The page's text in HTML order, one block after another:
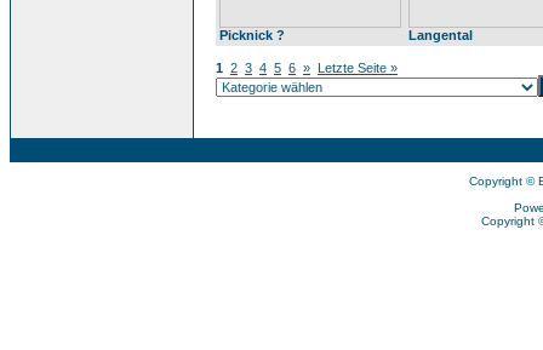
Picknick ? Langental
1 2 3 4 5 6 » Letzte Seite »
Copyright ©
Copyright